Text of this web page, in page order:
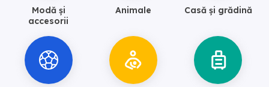
Modă și
accesorii
Animale Casă și grădină